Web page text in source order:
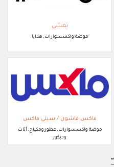
نمشي
موضة واكسسوارات, هدايا
ماكس فاشون / سيتي ماكس
موضة واكسسوارات, عطور ومكياج, أثاث
وديكور